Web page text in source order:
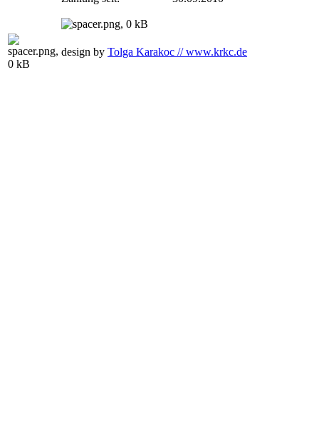
design by Tolga Karakoc // www.krkc.de